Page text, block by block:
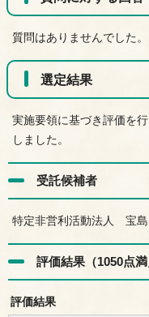
質問はありませんでした。
選定結果
実施要領に基づき評価を
しました。
受託候補者
特定非営利活動法人 宝島
評価結果（1050点満
評価結果